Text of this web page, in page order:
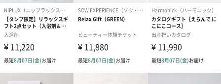
愛らしいぬいぐるみを同梱してお届けします。
誕生日・記念日・出産祝いなどのシーンにおすすめです。